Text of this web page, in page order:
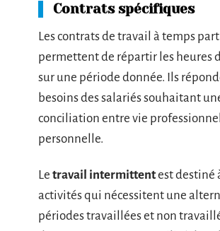
Contrats spécifiques
Les contrats de travail à temps
permettent de répartir les heures
sur une période donnée. Ils
besoins des salariés souhaitant
conciliation entre vie
personnelle.
Le travail intermittentest destiné
activités qui nécessitent une
périodes travaillées et non